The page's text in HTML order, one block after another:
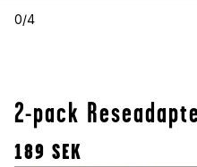
0/4
2-pack
189 SEK